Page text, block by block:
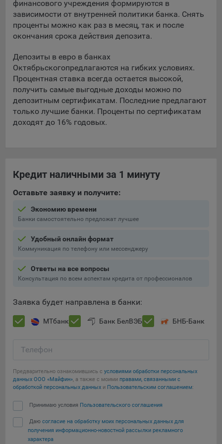
5.4. Создание и предоставление персонализированной
рекламы пользователю.
применяемые при регистрации либо входе в систему, или
для оставления отзыва либо комментария. Данные файлы
cookie используются в целях обеспечения корректной
работы сайтов и полноценного использования его
функционала пользователем, не могут быть отключены в
системах. Вместе с тем, пользователь может настроить
браузер, чтобы он блокировал такие файлы сookie или
уведомлял пользователя об их использовании — но в таком
используются для обеспечения работы некоторых
предпочтений пользователя, в том числе имени
пользователя или выбора языка, и для предотвращения
повторных прохождений опросов пользователями.
пользователей с сайтом.
контента. Данные файлы cookie собирают информацию о
выборе пользователя на сайте и его предпочтениях и
выбранном пользователем городе и других местных
настраивать сайт.
Яндекс.Метрика, Google Analytics. Данные файлы cookie
использовал сайты, и позволяют Обществу вносить в них
улучшения.
сайта Общества посещаются чаще всего, помогают
выявлять трудности, возникающие при использовании
сайта, а также позволяют оценить эффективность
рекламы. Благодаря этому у Общества есть возможность
Сохранить мои изменения
Сохранить по умолчанию
финансового учреждения формируются в
зависимости от внутренней политики банка. Снять
проценты можно как раз в месяц, так и после
окончания срока действия депозита.
Депозиты в евро в банках
Октябрьскогопредлагаются на гибких условиях.
Процентная ставка всегда остается высокой,
получить самые выгодные доходы можно по
депозитным сертификатам. Последние предлагают
только лучшие банки. Проценты по сертификатам
доходят до 16% годовых.
Кредит наличными за 1 минуту
Оставьте заявку и получите:
Экономию времени
Банки самостоятельно предложат лучшее
Удобный онлайн формат
Коммуникация по телефону или мессенджеру
Ответы на все вопросы
Консультация по всем аспектам кредита от профессионалов
Заявка будет направлена в банки:
МТбанк Банк БелВЭБ БНБ-Банк
Телефон
Предварительно ознакомившись с условиями обработки персональных
данных ООО «Майфин», а также с моими правами, связанными с
обработкой персональных данных и Пользовательским соглашением:
Принимаю условия Пользовательского соглашения
Даю согласие на обработку моих персональных данных для
получения информационно-новостной рассылки рекламного
характера